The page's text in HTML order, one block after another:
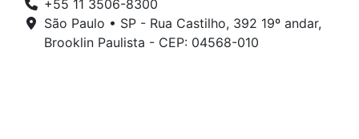
+55 11 3506-8300
São Paulo • SP - Rua Castilho, 392 19º andar,
Brooklin Paulista - CEP: 04568-010